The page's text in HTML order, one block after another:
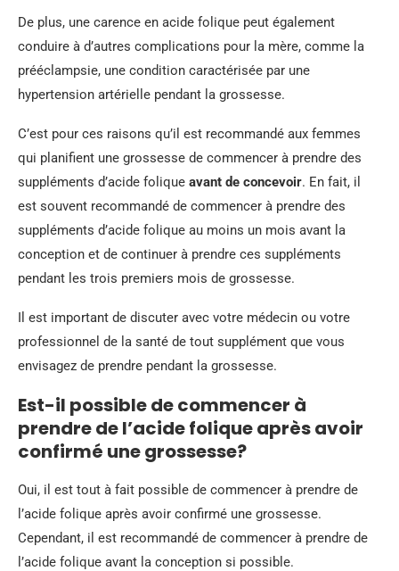
De plus, une carence en acide folique peut également
conduire à d’autres complications pour la mère, comme la
prééclampsie, une condition caractérisée par une
hypertension artérielle pendant la grossesse.
C’est pour ces raisons qu’il est recommandé aux femmes
qui planifient une grossesse de commencer à prendre des
suppléments d’acide folique avant de concevoir. En fait, il
est souvent recommandé de commencer à prendre des
suppléments d’acide folique au moins un mois avant la
conception et de continuer à prendre ces suppléments
pendant les trois premiers mois de grossesse.
Il est important de discuter avec votre médecin ou votre
professionnel de la santé de tout supplément que vous
envisagez de prendre pendant la grossesse.
Est-il possible de commencer à
prendre de l’acide folique après avoir
confirmé une grossesse?
Oui, il est tout à fait possible de commencer à prendre de
l’acide folique après avoir confirmé une grossesse.
Cependant, il est recommandé de commencer à prendre de
l’acide folique avant la conception si possible.